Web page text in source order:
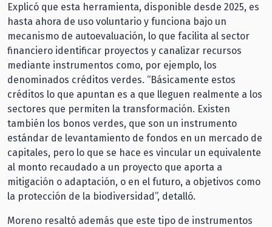
Explicó que esta herramienta, disponible desde 2025, es
hasta ahora de uso voluntario y funciona bajo un
mecanismo de autoevaluación, lo que facilita al sector
financiero identificar proyectos y canalizar recursos
mediante instrumentos como, por ejemplo, los
denominados créditos verdes. “Básicamente estos
créditos lo que apuntan es a que lleguen realmente a los
sectores que permiten la transformación. Existen
también los bonos verdes, que son un instrumento
estándar de levantamiento de fondos en un mercado de
capitales, pero lo que se hace es vincular un equivalente
al monto recaudado a un proyecto que aporta a
mitigación o adaptación, o en el futuro, a objetivos como
la protección de la biodiversidad”, detalló.
Moreno resaltó además que este tipo de instrumentos